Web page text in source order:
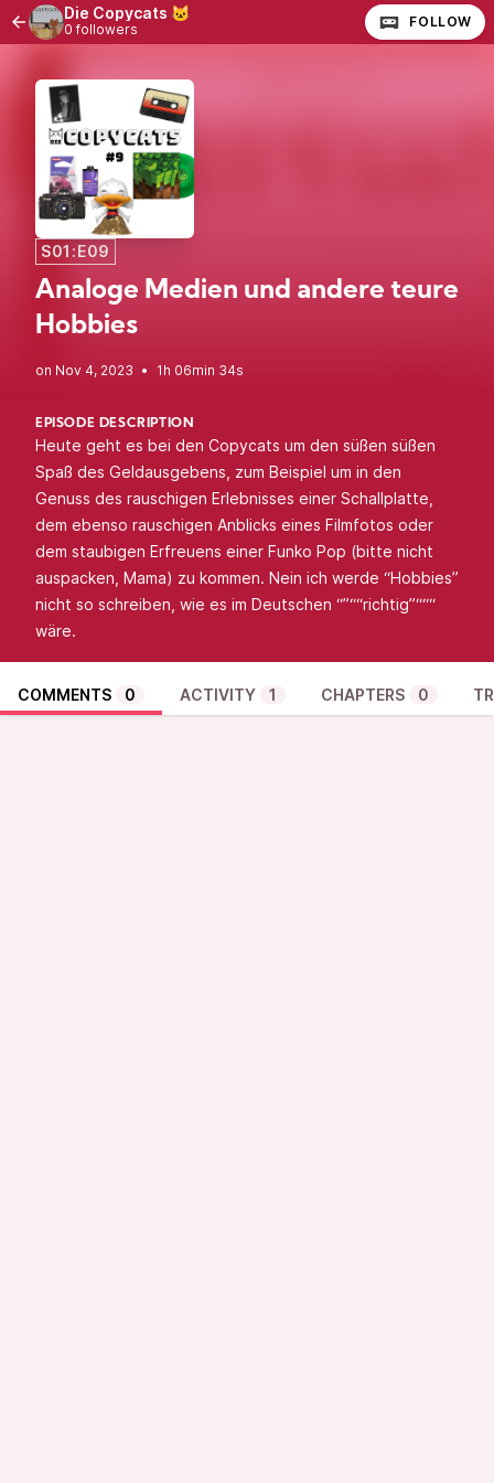
Die Copycats 🐱
0 followers FOLLOW
S01:E09
Analoge Medien und andere teure
Hobbies
• 1h 06min 34s
EPISODE DESCRIPTION
Heute geht es bei den Copycats um den süßen süßen
Spaß des Geldausgebens, zum Beispiel um in den
Genuss des rauschigen Erlebnisses einer Schallplatte,
dem ebenso rauschigen Anblicks eines Filmfotos oder
dem staubigen Erfreuens einer Funko Pop (bitte nicht
auspacken, Mama) zu kommen. Nein ich werde “Hobbies”
nicht so schreiben, wie es im Deutschen “”““richtig”“““
wäre.
COMMENTS 0 ACTIVITY 1 CHAPTERS 0